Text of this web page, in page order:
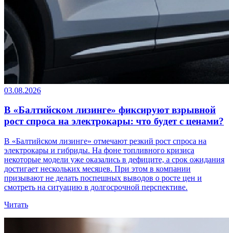
03.08.2026
В «Балтийском лизинге» фиксируют взрывной
рост спроса на электрокары: что будет с ценами?
В «Балтийском лизинге» отмечают резкий рост спроса на
электрокары и гибриды. На фоне топливного кризиса
некоторые модели уже оказались в дефиците, а срок ожидания
достигает нескольких месяцев. При этом в компании
призывают не делать поспешных выводов о росте цен и
смотреть на ситуацию в долгосрочной перспективе.
Читать